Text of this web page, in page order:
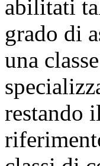
abilitati
grado di
una
restando